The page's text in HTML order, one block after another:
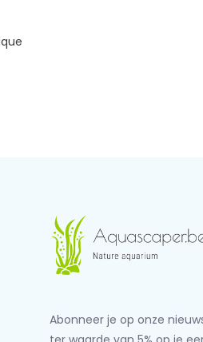
Abonneer je op onze